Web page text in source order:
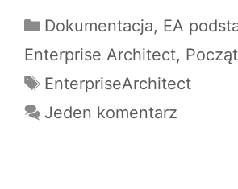
Dokumentacja, EA
Enterprise Architect,
EnterpriseArchitect
Jeden komentarz